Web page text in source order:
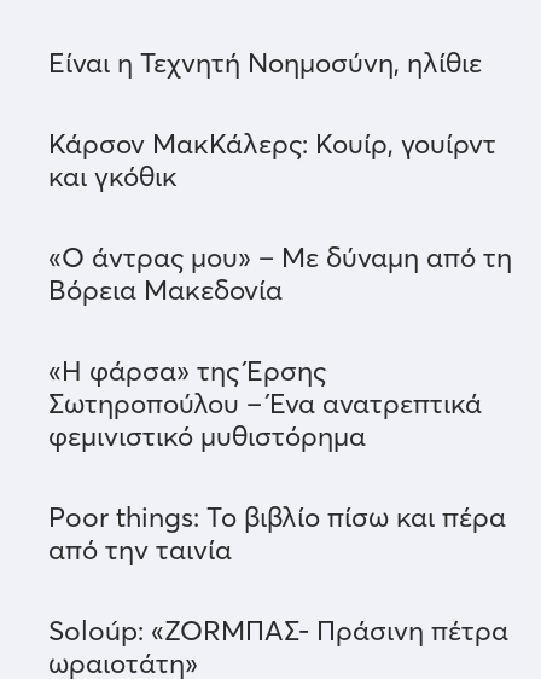
Είναι η Τεχνητή Νοημοσύνη, ηλίθιε
Κάρσον ΜακΚάλερς: Κουίρ, γουίρντ
και γκόθικ
«Ο άντρας μου» – Με δύναμη από τη
Βόρεια Μακεδονία
«Η φάρσα» της Έρσης
Σωτηροπούλου – Ένα ανατρεπτικά
φεμινιστικό μυθιστόρημα
Poor things: Το βιβλίο πίσω και πέρα
από την ταινία
Soloúp: «ΖΟRΜΠΑΣ- Πράσινη πέτρα
ωραιοτάτη»